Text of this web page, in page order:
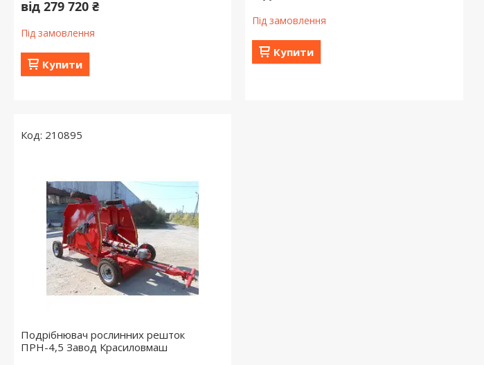
від 279 720 ₴
Під замовлення
Купити
Під замовлення
Купити
210895
Подрібнювач рослинних решток
ПРН-4,5 Завод Красиловмаш